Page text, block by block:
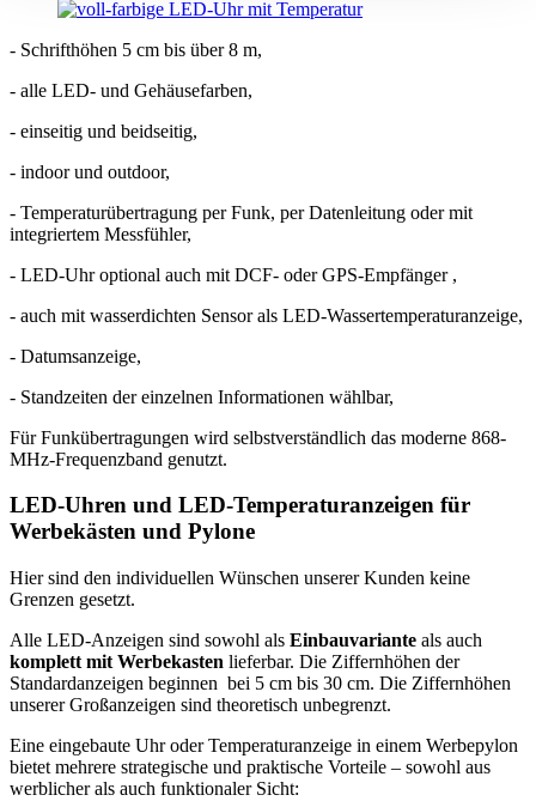
- Schrifthöhen 5 cm bis über 8 m,
- alle LED- und Gehäusefarben,
- einseitig und beidseitig,
- indoor und outdoor,
- Temperaturübertragung per Funk, per Datenleitung oder mit
integriertem Messfühler,
- LED-Uhr optional auch mit DCF- oder GPS-Empfänger ,
- auch mit wasserdichten Sensor als LED-Wassertemperaturanzeige,
- Datumsanzeige,
- Standzeiten der einzelnen Informationen wählbar,
Für Funkübertragungen wird selbstverständlich das moderne 868-
MHz-Frequenzband genutzt.
LED-Uhren und LED-Temperaturanzeigen für
Werbekästen und Pylone
Hier sind den individuellen Wünschen unserer Kunden keine
Grenzen gesetzt.
Alle LED-Anzeigen sind sowohl als Einbauvariante als auch
komplett mit Werbekasten lieferbar. Die Ziffernhöhen der
Standardanzeigen beginnen bei 5 cm bis 30 cm. Die Ziffernhöhen
unserer Großanzeigen sind theoretisch unbegrenzt.
Eine eingebaute Uhr oder Temperaturanzeige in einem Werbepylon
bietet mehrere strategische und praktische Vorteile – sowohl aus
werblicher als auch funktionaler Sicht: